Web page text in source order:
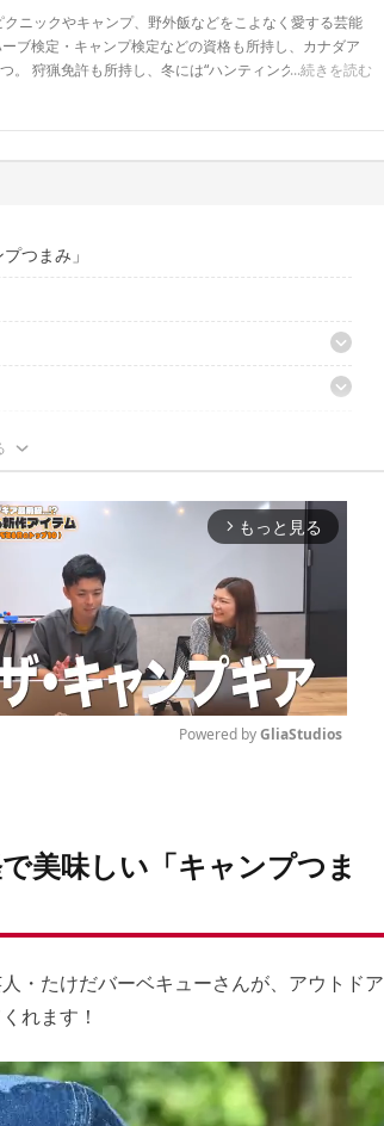
ニックやキャンプ、野外飯などをこよなく愛する芸能
ブ検定・キャンプ検定などの資格も所持し、カナダア
。 狩猟免許も所持し、冬には“ハンティングたけだ”とし
...続きを読む
つまみ」
arrow_forward_ios もっと見る
Powered by GliaStudios
美味しい「キャンプつま
・たけだバーベキューさんが、アウトドア
れます！